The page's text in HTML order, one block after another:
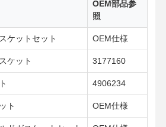
品
ジン 部品
プ
OEM部品参
照
ケットセット OEM仕様
ケット 3177160
4906234
ト OEM仕様